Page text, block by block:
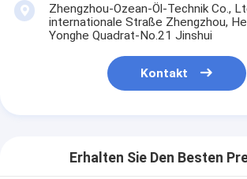
Zhengzhou-Ozean-Öl-Technik Co.,
internationale Straße Zhengzhou,
Yonghe Quadrat-No.21 Jinshui
Kontakt
Erhalten Sie Den Besten